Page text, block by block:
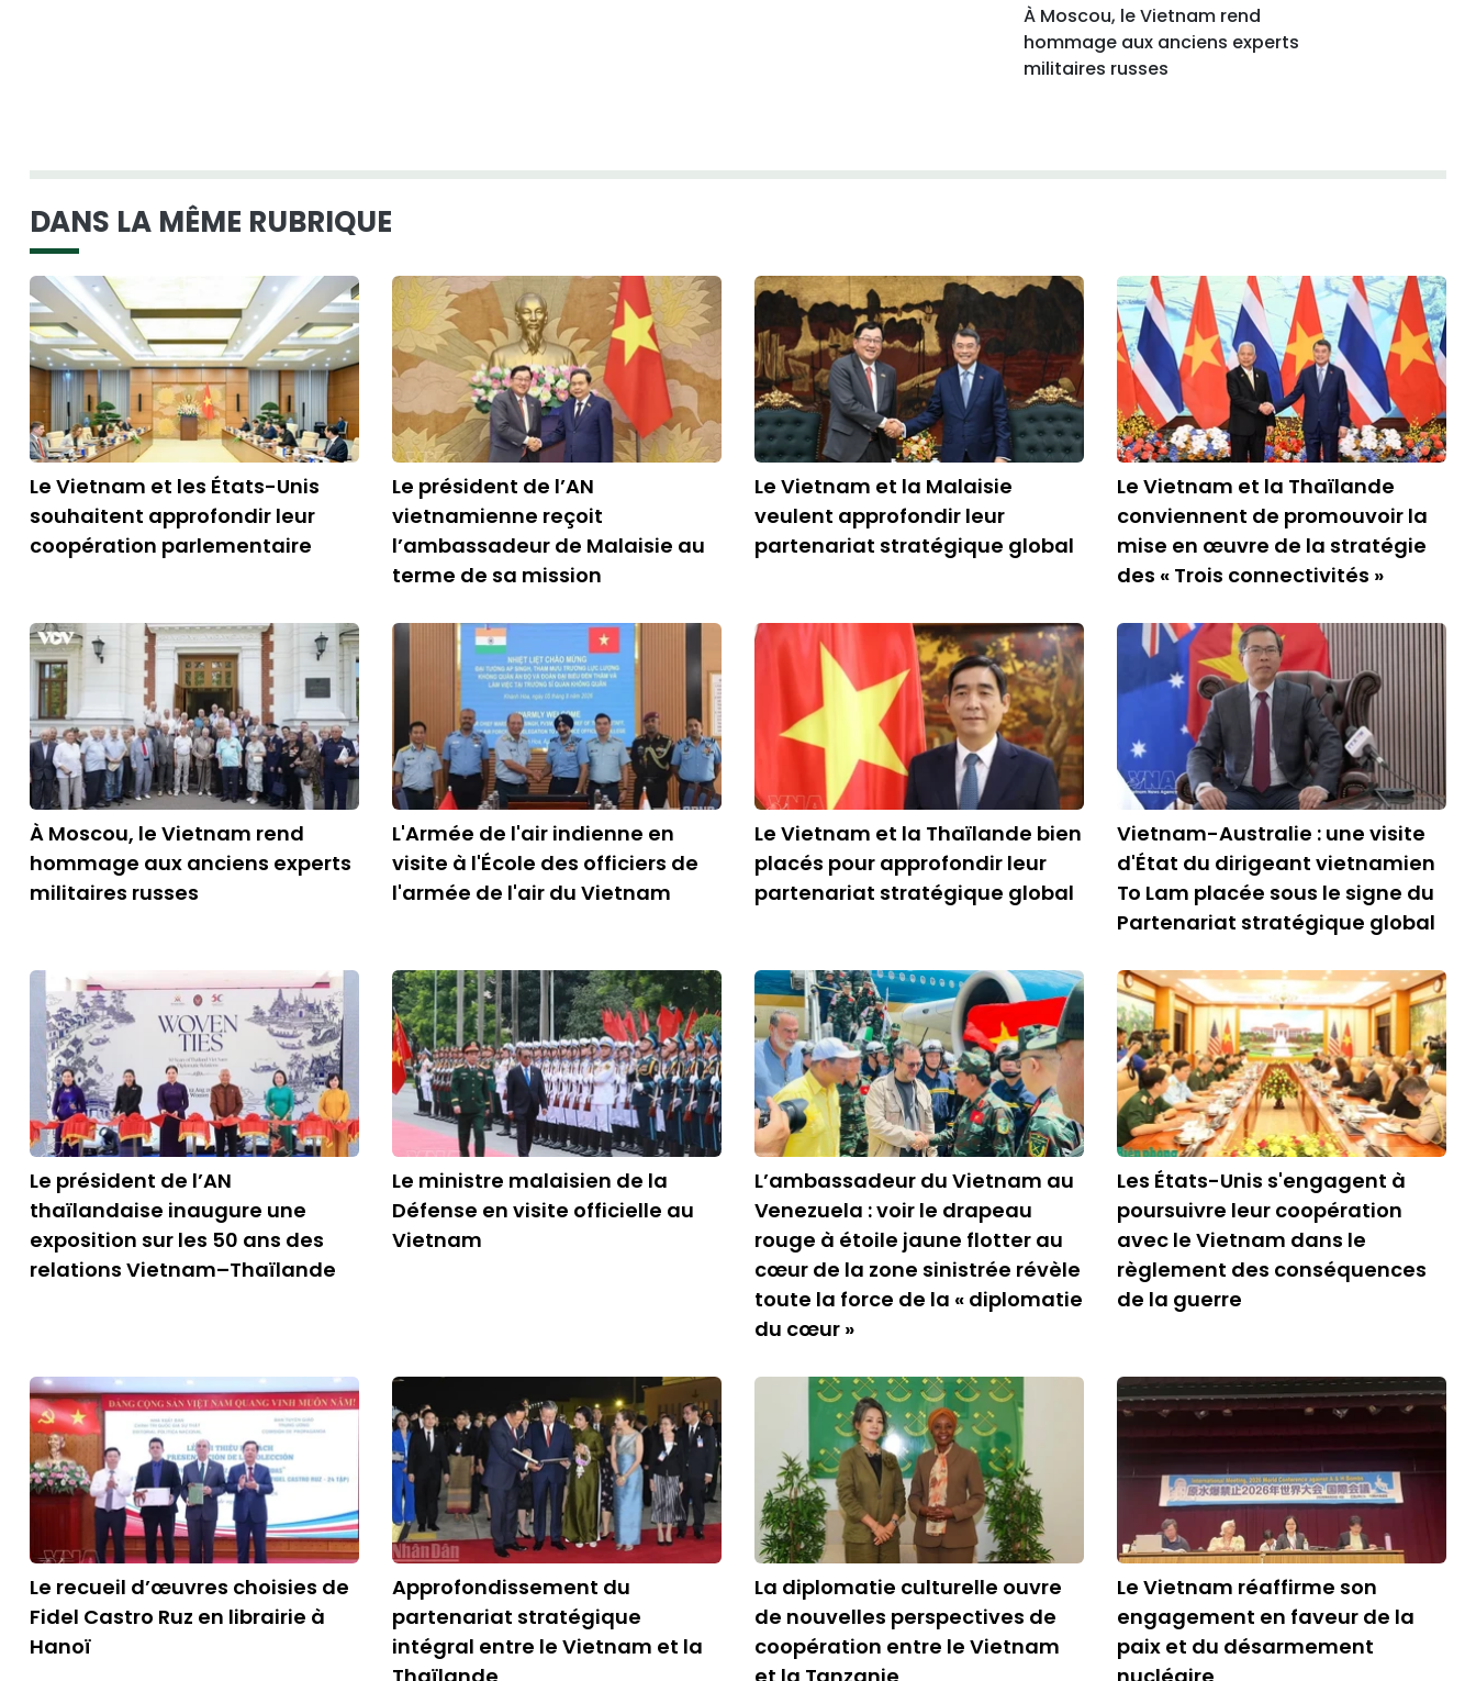
À Moscou, le Vietnam rend
hommage aux anciens experts
militaires russes
DANS LA MÊME RUBRIQUE
Le Vietnam et les États-Unis
souhaitent approfondir leur
coopération parlementaire
Le président de l’AN
vietnamienne reçoit
l’ambassadeur de Malaisie au
terme de sa mission
Le Vietnam et la Malaisie
veulent approfondir leur
partenariat stratégique global
Le Vietnam et la Thaïlande
conviennent de promouvoir la
mise en œuvre de la stratégie
des « Trois connectivités »
À Moscou, le Vietnam rend
hommage aux anciens experts
militaires russes
L'Armée de l'air indienne en
visite à l'École des officiers de
l'armée de l'air du Vietnam
Le Vietnam et la Thaïlande bien
placés pour approfondir leur
partenariat stratégique global
Vietnam-Australie : une visite
d'État du dirigeant vietnamien
To Lam placée sous le signe du
Partenariat stratégique global
Le président de l’AN
thaïlandaise inaugure une
exposition sur les 50 ans des
relations Vietnam–Thaïlande
Le ministre malaisien de la
Défense en visite officielle au
Vietnam
L’ambassadeur du Vietnam au
Venezuela : voir le drapeau
rouge à étoile jaune flotter au
cœur de la zone sinistrée révèle
toute la force de la « diplomatie
du cœur »
Les États-Unis s'engagent à
poursuivre leur coopération
avec le Vietnam dans le
règlement des conséquences
de la guerre
Le recueil d’œuvres choisies de
Fidel Castro Ruz en librairie à
Hanoï
Approfondissement du
partenariat stratégique
intégral entre le Vietnam et la
La diplomatie culturelle ouvre
de nouvelles perspectives de
coopération entre le Vietnam
Le Vietnam réaffirme son
engagement en faveur de la
paix et du désarmement